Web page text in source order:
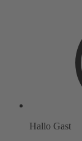
Hallo Gast